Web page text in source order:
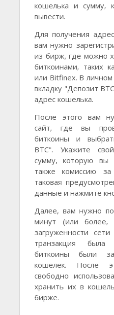
кошелька и сумму,
вывести.
Для получения
вам нужно
из бирж, где можно
биткоинами, таких
или Bitfinex. В
вкладку "Депозит
адрес кошелька.
После этого вам
сайт, где вы
биткоины и
BTC". Укажите
сумму, которую вы
также комиссию
таковая
данные и нажмите
Далее, вам нужно
минут (или более,
загруженности
транзакция
биткоины были
кошелек. После
свободно
хранить их в
бирже.